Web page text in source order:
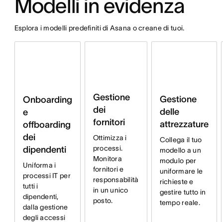
Modelli in evidenza
Esplora i modelli predefiniti di Asana o creane di tuoi.
Onboarding
e
offboarding
dei
dipendenti
Uniforma i
processi IT per
tutti i
dipendenti,
dalla gestione
degli accessi
Gestione
dei
fornitori
Ottimizza i
processi.
Monitora
fornitori e
responsabilità
in un unico
posto.
Gestione
delle
attrezzature
Collega il tuo
modello a un
modulo per
uniformare le
richieste e
gestire tutto in
tempo reale.